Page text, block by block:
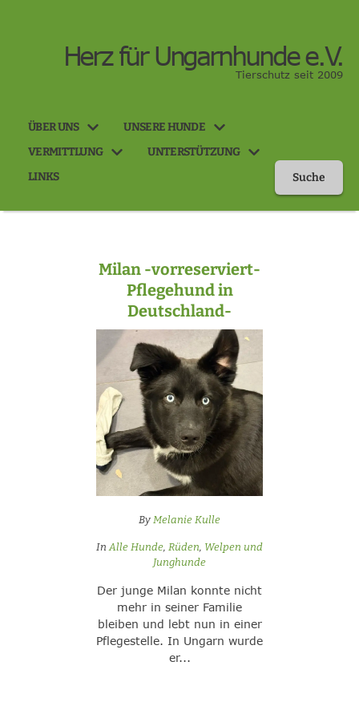
Herz für Ungarnhunde e.V.
Tierschutz seit 2009
ÜBER UNS
UNSERE HUNDE
VERMITTLUNG
UNTERSTÜTZUNG
LINKS
Suche
Milan -vorreserviert-
Pflegehund in
Deutschland-
By Melanie Kulle
InAlle Hunde, Rüden, Welpen und
Junghunde
Der junge Milan konnte nicht
mehr in seiner Familie
bleiben und lebt nun in einer
Pflegestelle. In Ungarn wurde
er...